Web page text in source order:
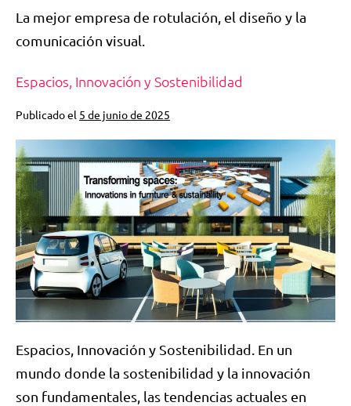
La mejor empresa de rotulación, el diseño y la
comunicación visual.
Espacios, Innovación y Sostenibilidad
Publicado el 5 de junio de 2025
Espacios, Innovación y Sostenibilidad. En un
mundo donde la sostenibilidad y la innovación
son fundamentales, las tendencias actuales en